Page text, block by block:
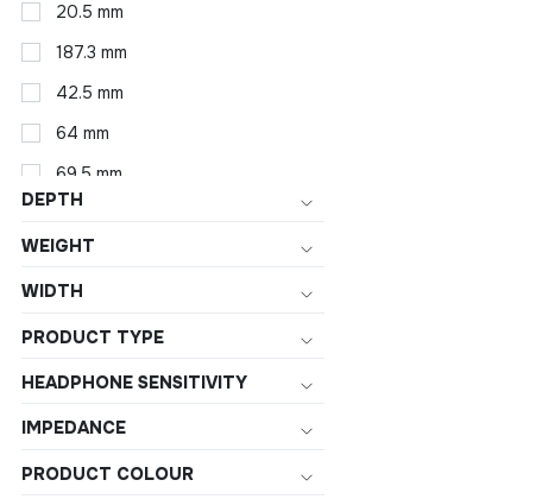
20.5 mm
187.3 mm
42.5 mm
64 mm
69.5 mm
16.5 mm
170 mm
172 mm
182 mm
20.9 mm
DEPTH
WEIGHT
WIDTH
PRODUCT TYPE
HEADPHONE SENSITIVITY
IMPEDANCE
PRODUCT COLOUR